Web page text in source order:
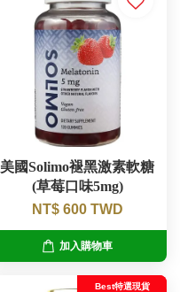
美國Solimo褪黑激素軟糖
(草莓口味5mg)
NT$ 600 TWD
加入購物車
Best特選現貨